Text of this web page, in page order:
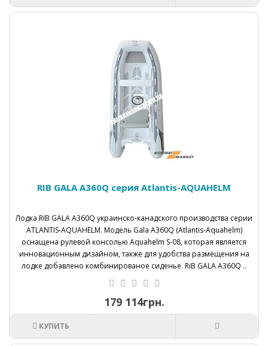
RIB GALA A360Q серия Atlantis-AQUAHELM
Лодка RIB GALA А360Q украинско-канадского производства серии
ATLANTIS-AQUAHELM. Модель Gala A360Q (Atlantis-Aquahelm)
оснащена рулевой консолью Aquahelm S-08, которая является
инновационным дизайном, также для удобства размещения на
лодке добавлено комбинированое сиденье. RiB GALA A360Q ..
179 114грн.
КУПИТЬ